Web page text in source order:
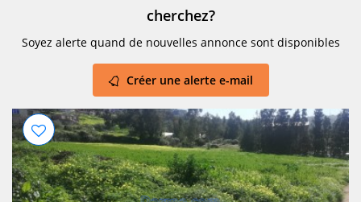
Document d' arpentage cadastral. Plan d' implantation et
charge. Livret foncier pour chaque lot.Contactez le
propriétaire au 0661510228. A Alger
cherchez?
Soyez alerte quand de nouvelles annonce sont disponibles
Créer une alerte e-mail